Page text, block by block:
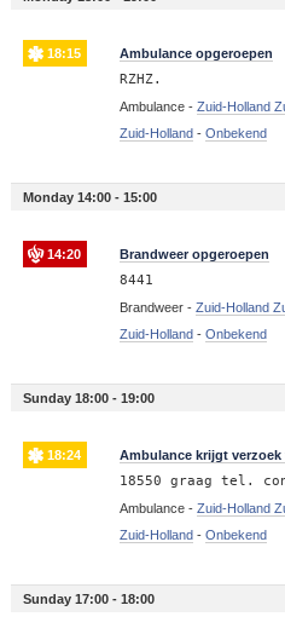
18:15 Ambulance opgeroepen
RZHZ.
Ambulance - Zuid-Holland
Zuid-Holland - Onbekend
Monday 14:00 - 15:00
14:20 Brandweer opgeroepen
8441
Brandweer - Zuid-Holland
Zuid-Holland - Onbekend
Sunday 18:00 - 19:00
18:24 Ambulance krijgt
18550 graag tel.
Ambulance - Zuid-Holland
Zuid-Holland - Onbekend
Sunday 17:00 - 18:00